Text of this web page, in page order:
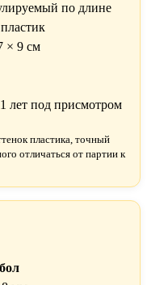
по длине
× 9 см
лет под присмотром
пластика, точный
отличаться от партии к